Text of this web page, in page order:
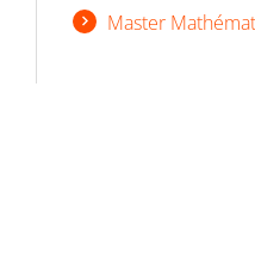
Master